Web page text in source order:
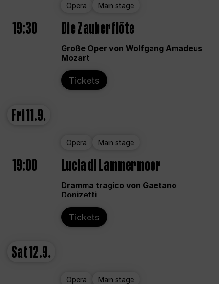
Opera Main stage
19:30 Die Zauberflöte
Große Oper von Wolfgang Amadeus
Mozart
Tickets
Fri11.9.
Opera Main stage
19:00 Lucia di Lammermoor
Dramma tragico von Gaetano
Donizetti
Tickets
Sat12.9.
Opera Main stage